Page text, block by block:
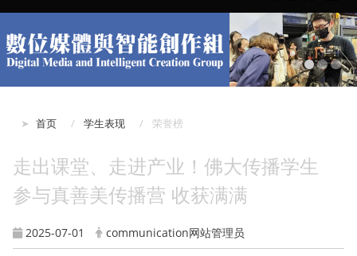
首页 学生表现 荣誉榜
走出课堂、走进产业！佛大传播学生
参与真善美传播营 收获满满
2025-07-01 communication网站管理员